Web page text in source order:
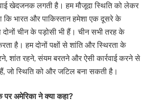
खेदजनक लगती है। हम मौजूदा स्थिति को लेकर
कि भारत और पाकिस्तान हमेशा एक दूसरे के
चीन के पड़ोसी भी हैं। चीन सभी तरह के
है। हम दोनों पक्षों से शांति और स्थिरता के
शांत रहने, संयम बरतने और ऐसी कार्रवाई करने से
जो स्थिति को और जटिल बना सकती है।
पर अमेरिका ने क्या कहा?